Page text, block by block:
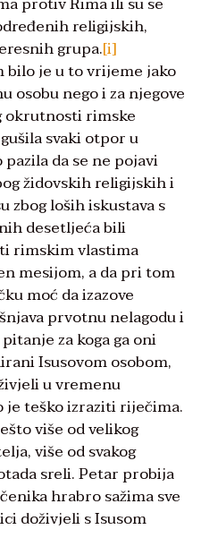
religijskih,
grupa.[i]
bilo je u to vrijeme jako
osobu nego i za njegove
okrutnosti rimske
svaki otpor u
da se ne pojavi
židovskih religijskih i
loših iskustava s
desetljeća bili
rimskim vlastima
mesijom, a da pri tom
moć da izazove
prvotnu nelagodu i
za koga ga oni
Isusovom osobom,
u vremenu
je teško izraziti riječima.
više od velikog
više od svakog
sreli. Petar probija
hrabro sažima sve
doživjeli s Isusom